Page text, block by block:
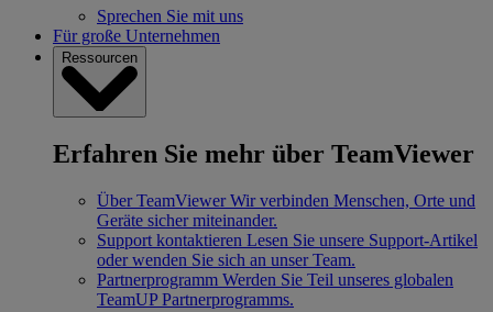
Sprechen Sie mit uns
Für große Unternehmen
Ressourcen
Erfahren Sie mehr über TeamViewer
Über TeamViewer Wir verbinden Menschen, Orte und
Geräte sicher miteinander.
Support kontaktieren Lesen Sie unsere Support-Artikel
oder wenden Sie sich an unser Team.
Partnerprogramm Werden Sie Teil unseres globalen
TeamUP Partnerprogramms.